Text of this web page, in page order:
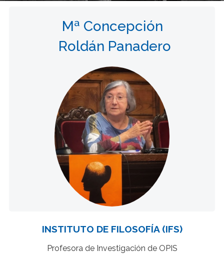
Mª Concepción
Roldán Panadero
INSTITUTO DE FILOSOFÍA (IFS)
Profesora de Investigación de OPIS